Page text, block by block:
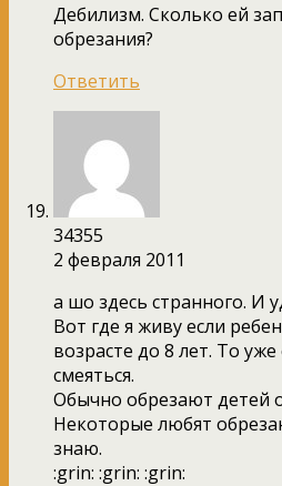
Дебилизм. Сколько ей
обрезания?
Ответить
34355
2 февраля 2011
а шо здесь странного. И
Вот где я живу если
возрасте до 8 лет. То
смеяться.
Обычно обрезают детей
Некоторые любят
знаю.
:grin: :grin: :grin: